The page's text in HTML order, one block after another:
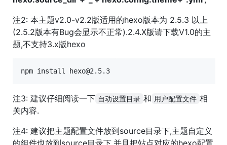
注2: 本主题v2.0-v2.2版适用的hexo版本为 2.5.3 以上
(2.5.2版本有Bug会显示不正常).2.4.X版请下载V1.0的主
题,不支持3.x版hexo
注3: 建议仔细阅读一下 自动设置目录 和 用户配置文件 相
关内容.
注4: 建议把主题配置文件放到source目录下,主题自定义
的组件也放到source目录下,并且把站点对应的hexo配置